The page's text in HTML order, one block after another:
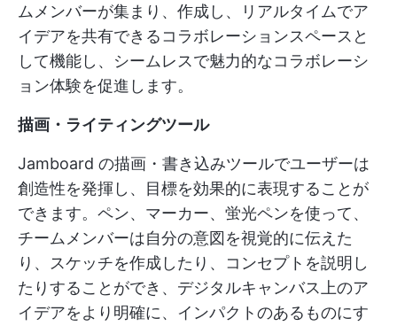
ムメンバーが集まり、作成し、リアルタイムでア
イデアを共有できるコラボレーションスペースと
して機能し、シームレスで魅力的なコラボレーシ
ョン体験を促進します。
描画・ライティングツール
Jamboard の描画・書き込みツールでユーザーは
創造性を発揮し、目標を効果的に表現することが
できます。ペン、マーカー、蛍光ペンを使って、
チームメンバーは自分の意図を視覚的に伝えた
り、スケッチを作成したり、コンセプトを説明し
たりすることができ、デジタルキャンバス上のア
イデアをより明確に、インパクトのあるものにす